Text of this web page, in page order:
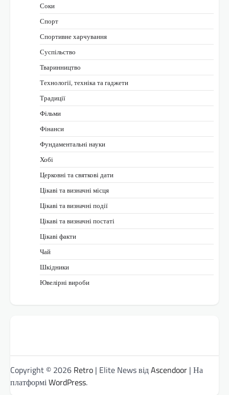
Соки
Спорт
Спортивне харчування
Суспільство
Тваринництво
Технології, техніка та гаджети
Традиції
Фільми
Фінанси
Фундаментальні науки
Хобі
Церковні та святкові дати
Цікаві та визначні місця
Цікаві та визначні події
Цікаві та визначні постаті
Цікаві факти
Чай
Шкідники
Ювелірні вироби
Copyright © 2026 Retro | Elite News відAscendoor | На
платформіWordPress.